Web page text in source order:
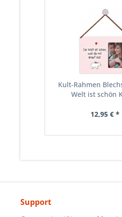
Kult-Rahmen
Welt ist schön
12,95 € *
Support